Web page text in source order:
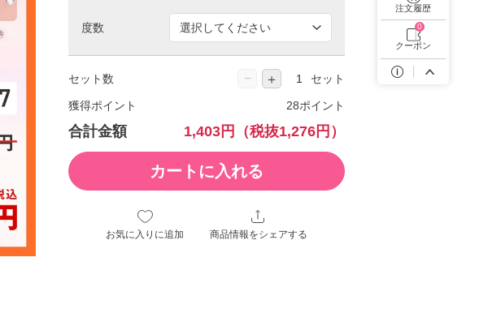
度数
セット数 − ＋ セット
獲得ポイント 28ポイント
合計金額 1,403円 （税抜1,276円）
カートに入れる
お気に入りに追加 商品情報をシェアする
注文履歴
0
クーポン